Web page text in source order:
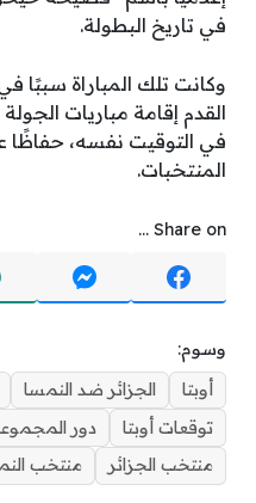
في تاريخ البطولة.
وكانت تلك المباراة سببًا
القدم إقامة مباريات
في التوقيت نفسه، حفاظًا
المنتخبات.
Share on ...
وسوم:
أوبتا
الجزائر ضد النمسا
توقعات أوبتا
دور
منتخب الجزائر
منتخب